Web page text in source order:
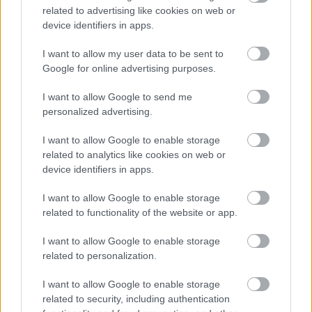
related to advertising like cookies on web or
device identifiers in apps.
I want to allow my user data to be sent to
Google for online advertising purposes.
I want to allow Google to send me
personalized advertising.
I want to allow Google to enable storage
related to analytics like cookies on web or
device identifiers in apps.
I want to allow Google to enable storage
related to functionality of the website or app.
I want to allow Google to enable storage
related to personalization.
I want to allow Google to enable storage
related to security, including authentication
töltenie kell az akkumulátorát.”
legnagyobb pozitív meglepetését is. Elmondása szerint Bernie
Ecclestone-nal együtt nagyra tartja a világbajnoki összetettet
vezető Kimi Antonelli higgadtságát és sebességét, míg Max
Verstappen Magyar Nagydíjon nyújtott teljesítményét külön is
méltatta: „Ahogy Max kétszer is kifékezte Hamiltont azon a
szűk pályán, az a 2026-os szezon egyik csúcspontja volt.”